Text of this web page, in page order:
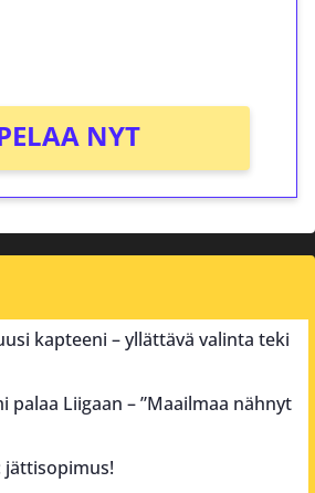
NYT
kapteeni – yllättävä valinta teki
palaa Liigaan – ”Maailmaa nähnyt
jättisopimus!